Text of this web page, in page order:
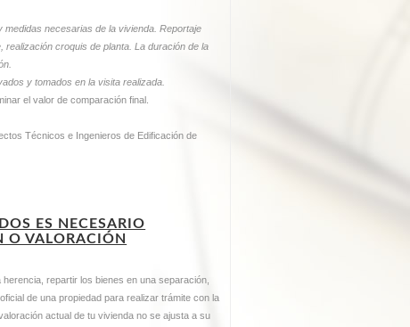
necesarias de la vivienda. Reportaje
croquis de planta. La duración de la
y tomados en la visita realizada.
el valor de comparación final.
Técnicos e Ingenieros de Edificación de
ES NECESARIO
O VALORACIÓN
repartir los bienes en una separación,
de una propiedad para realizar trámite con la
actual de tu vivienda no se ajusta a su